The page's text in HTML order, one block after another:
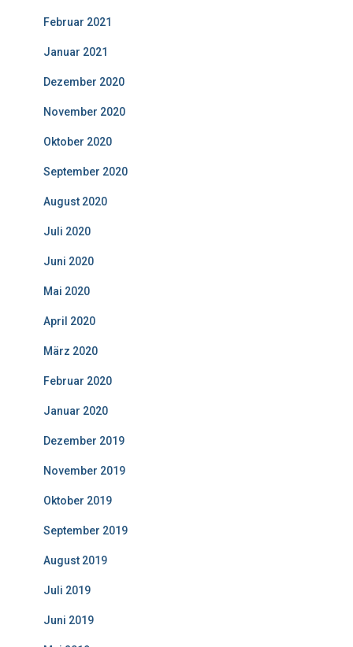
Februar 2021
Januar 2021
Dezember 2020
November 2020
Oktober 2020
September 2020
August 2020
Juli 2020
Juni 2020
Mai 2020
April 2020
März 2020
Februar 2020
Januar 2020
Dezember 2019
November 2019
Oktober 2019
September 2019
August 2019
Juli 2019
Juni 2019